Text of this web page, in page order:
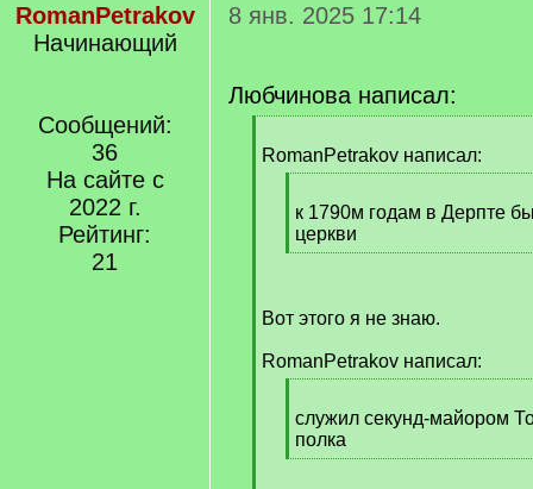
RomanPetrakov
Начинающий
Сообщений:
36
На сайте с
2022 г.
Рейтинг:
21
8 янв. 2025 17:14
Любчинова написал:
q
RomanPetrakov написал:
q
]
к 1790м годам в Дерпте
церкви
[
]
Вот этого я не знаю.
RomanPetrakov написал:
q
]
служил секунд-майором
полка
[